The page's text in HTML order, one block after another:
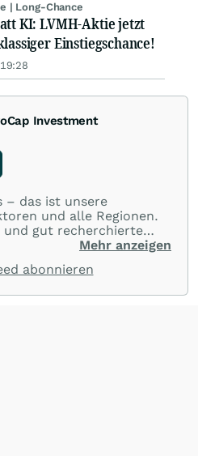
| Long-Chance
KI: LVMH-Aktie jetzt
Einstiegschance!
Investment
– das ist unsere
und alle Regionen.
und gut recherchierte
und marktbezogene
in der Branche und
Mehr anzeigen
abonnieren